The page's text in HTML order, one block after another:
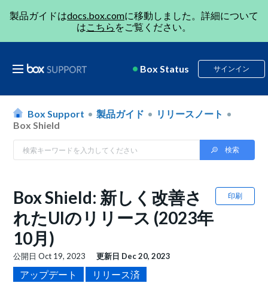
製品ガイドはdocs.box.comに移動しました。詳細について
はこちら をご覧ください。
Box Status サインイン
Box Support 製品ガイド
リリースノート
Box Shield
印刷
Box Shield: 新しく改善さ
れたUIのリリース (2023年
10月)
公開日Oct 19, 2023 更新日 Dec 20, 2023
アップデート リリース済